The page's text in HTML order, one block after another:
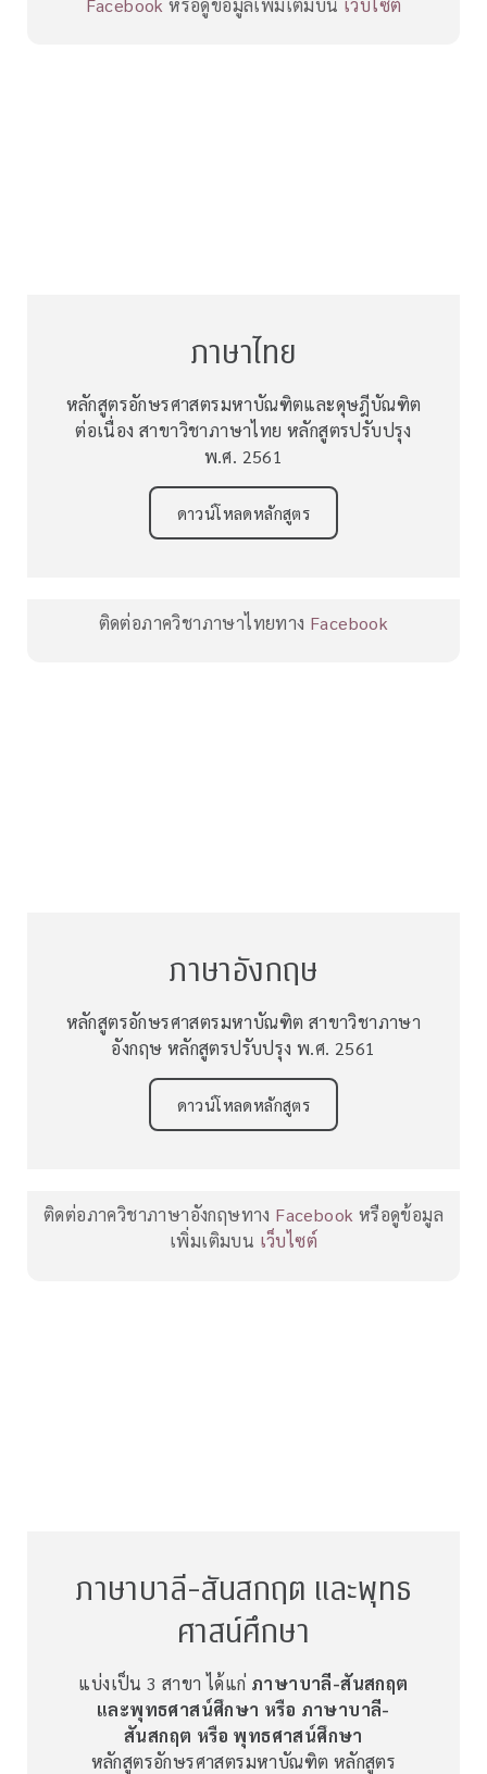
ภาษาไทย
หลักสูตรอักษรศาสตรมหาบัณฑิตและดุษฎีบัณฑิต
ต่อเนื่อง สาขาวิชาภาษาไทย หลักสูตรปรับปรุง
พ.ศ. 2561
ดาวน์โหลดหลักสูตร
ติดต่อภาควิชาภาษาไทยทาง Facebook
ภาษาอังกฤษ
หลักสูตรอักษรศาสตรมหาบัณฑิต สาขาวิชาภาษา
อังกฤษ หลักสูตรปรับปรุง พ.ศ. 2561
ดาวน์โหลดหลักสูตร
ติดต่อภาควิชาภาษาอังกฤษทาง Facebook หรือดูข้อมูล
เพิ่มเติมบน เว็บไซต์
ภาษาบาลี-สันสกฤต และพุทธ
ศาสน์ศึกษา
แบ่งเป็น 3 สาขา ได้แก่ ภาษาบาลี-สันสกฤต
และพุทธศาสน์ศึกษา หรือ ภาษาบาลี-
สันสกฤต หรือ พุทธศาสน์ศึกษา
หลักสูตรอักษรศาสตรมหาบัณฑิต หลักสูตร